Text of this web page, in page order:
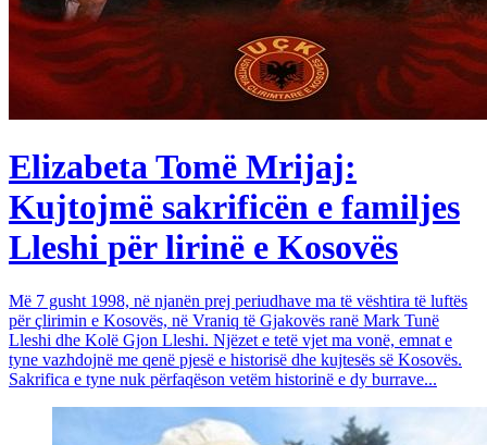
Elizabeta Tomë Mrijaj:
Kujtojmë sakrificën e familjes
Lleshi për lirinë e Kosovës
Më 7 gusht 1998, në njanën prej periudhave ma të vështira të luftës
për çlirimin e Kosovës, në Vraniq të Gjakovës ranë Mark Tunë
Lleshi dhe Kolë Gjon Lleshi. Njëzet e tetë vjet ma vonë, emnat e
tyne vazhdojnë me qenë pjesë e historisë dhe kujtesës së Kosovës.
Sakrifica e tyne nuk përfaqëson vetëm historinë e dy burrave...